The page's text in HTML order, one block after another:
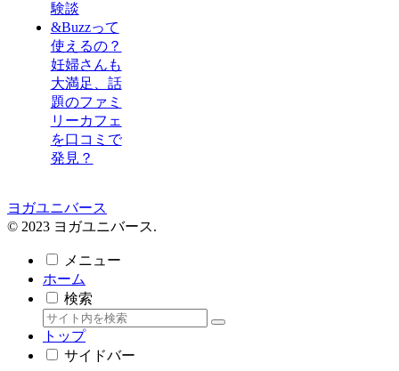
験談
&Buzzって
使えるの？
妊婦さんも
大満足、話
題のファミ
リーカフェ
を口コミで
発見？
ヨガユニバース
© 2023 ヨガユニバース.
メニュー
ホーム
検索
トップ
サイドバー